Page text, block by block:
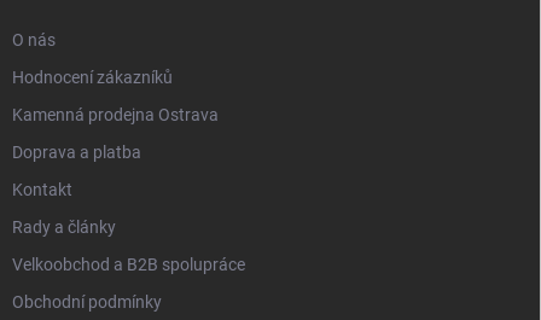
O nás
Hodnocení zákazníků
Kamenná prodejna Ostrava
Doprava a platba
Kontakt
Rady a články
Velkoobchod a B2B spolupráce
Obchodní podmínky